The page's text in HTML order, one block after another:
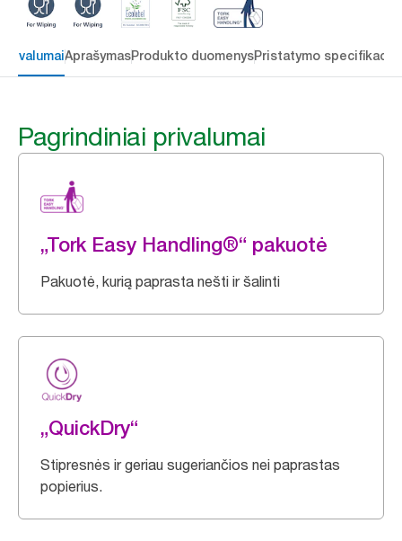
AprašymasProdukto duomenysPristatymo
Pagrindiniai privalumai
„Tork Easy Handling®“ pakuotė
Pakuotė, kurią paprasta nešti ir šalinti
„QuickDry“
Stipresnės ir geriau sugeriančios nei paprastas
popierius.